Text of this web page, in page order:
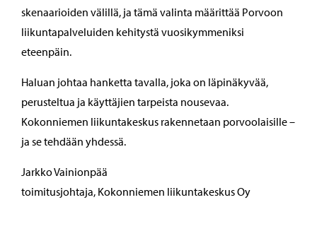
skenaarioiden välillä, ja tämä valinta määrittää Porvoon
liikuntapalveluiden kehitystä vuosikymmeniksi
eteenpäin.
Haluan johtaa hanketta tavalla, joka on läpinäkyvää,
perusteltua ja käyttäjien tarpeista nousevaa.
Kokonniemen liikuntakeskus rakennetaan porvoolaisille –
ja se tehdään yhdessä.
Jarkko Vainionpää
toimitusjohtaja, Kokonniemen liikuntakeskus Oy